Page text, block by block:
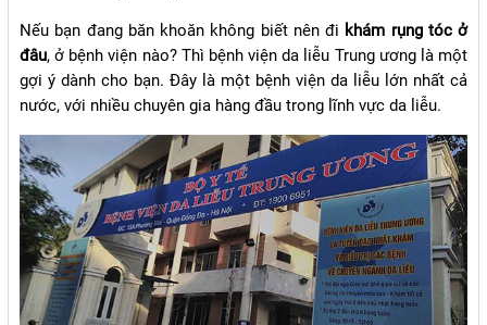
Nếu bạn đang băn khoăn không biết nên đi khám rụng tóc ở
đâu, ở bệnh viện nào? Thì bệnh viện da liễu Trung ương là một
gợi ý dành cho bạn. Đây là một bệnh viện da liễu lớn nhất cả
nước, với nhiều chuyên gia hàng đầu trong lĩnh vực da liễu.